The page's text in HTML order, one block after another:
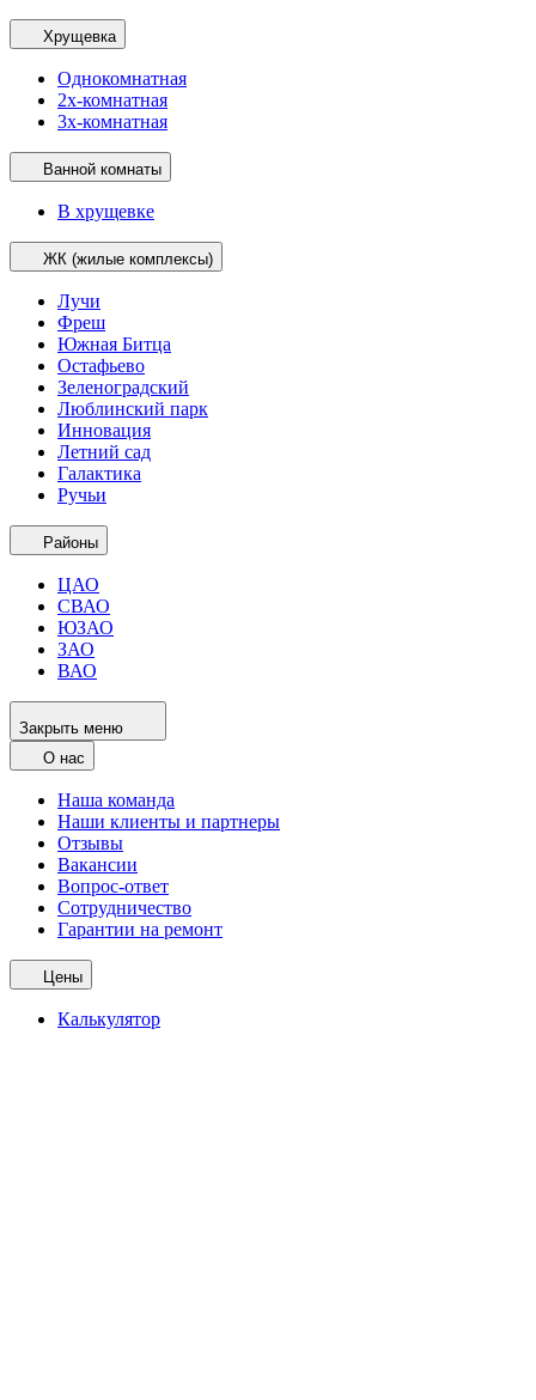
Хрущевка
Однокомнатная
2х-комнатная
3х-комнатная
Ванной комнаты
В хрущевке
ЖК (жилые комплексы)
Лучи
Фреш
Южная Битца
Остафьево
Зеленоградский
Люблинский парк
Инновация
Летний сад
Галактика
Ручьи
Районы
ЦАО
СВАО
ЮЗАО
ЗАО
ВАО
Закрыть меню
О нас
Наша команда
Наши клиенты и партнеры
Отзывы
Вакансии
Вопрос-ответ
Сотрудничество
Гарантии на ремонт
Цены
Калькулятор